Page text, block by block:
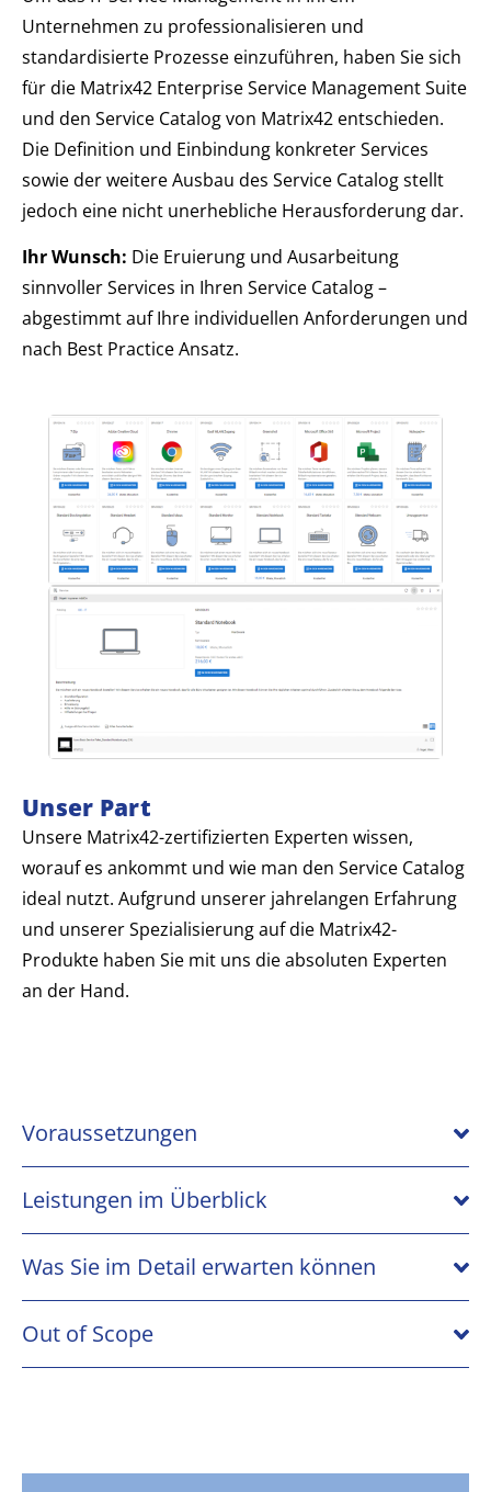
Unternehmen zu professionalisieren und
standardisierte Prozesse einzuführen, haben Sie sich
für die Matrix42 Enterprise Service Management Suite
und den Service Catalog von Matrix42 entschieden.
Die Definition und Einbindung konkreter Services
sowie der weitere Ausbau des Service Catalog stellt
jedoch eine nicht unerhebliche Herausforderung dar.
Ihr Wunsch: Die Eruierung und Ausarbeitung
sinnvoller Services in Ihren Service Catalog –
abgestimmt auf Ihre individuellen Anforderungen und
nach Best Practice Ansatz.
Unser Part
Unsere Matrix42-zertifizierten Experten wissen,
worauf es ankommt und wie man den Service Catalog
ideal nutzt. Aufgrund unserer jahrelangen Erfahrung
und unserer Spezialisierung auf die Matrix42-
Produkte haben Sie mit uns die absoluten Experten
an der Hand.
Voraussetzungen
Leistungen im Überblick
Was Sie im Detail erwarten können
Out of Scope